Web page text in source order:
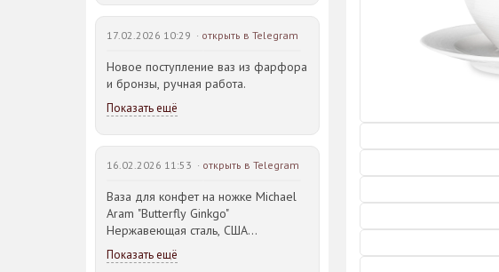
17.02.2026 10:29 · открыть в Telegram
Новое поступление ваз из фарфора
и бронзы, ручная работа.
Показать ещё
16.02.2026 11:53 · открыть в Telegram
Ваза для конфет на ножке Michael
Aram "Butterfly Ginkgo"
Нержавеющая сталь, США
23,5*21,5*14,5см
Показать ещё